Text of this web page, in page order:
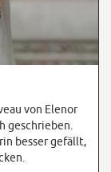
von Elenor
geschrieben.
besser gefällt,